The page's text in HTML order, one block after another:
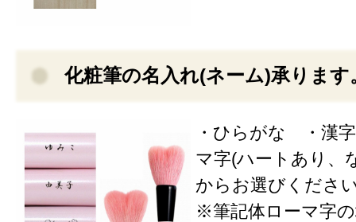
化粧筆の名入れ(ネーム)承ります
・ひらがな ・漢
マ字(ハートあり、
からお選びくださ
※筆記体ローマ字